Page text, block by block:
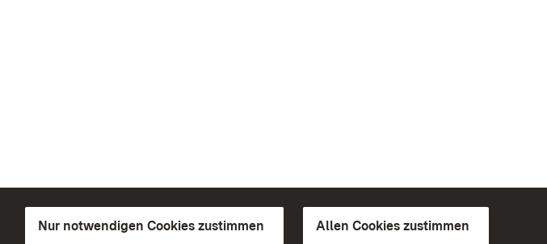
Nur notwendigen Cookies zustimmen Allen Cookies zustimmen